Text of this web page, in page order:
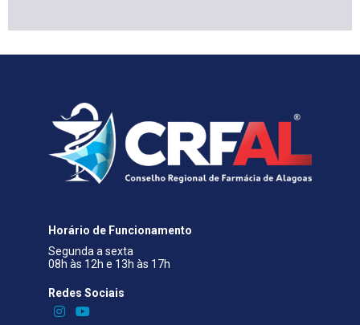
Horário de Funcionamento
Segunda a sexta
08h às 12h e 13h às 17h
Redes Sociais​